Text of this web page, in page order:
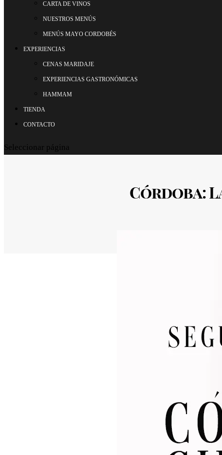
CARTA DE VINOS
NUESTROS MENÚS
MENÚS MAYO CORDOBÉS
EXPERIENCIAS
CENAS MARIDAJE
EXPERIENCIAS GASTRONÓMICAS
HAMMAM
TIENDA
CONTACTO
Seleccionar página
Córdoba: